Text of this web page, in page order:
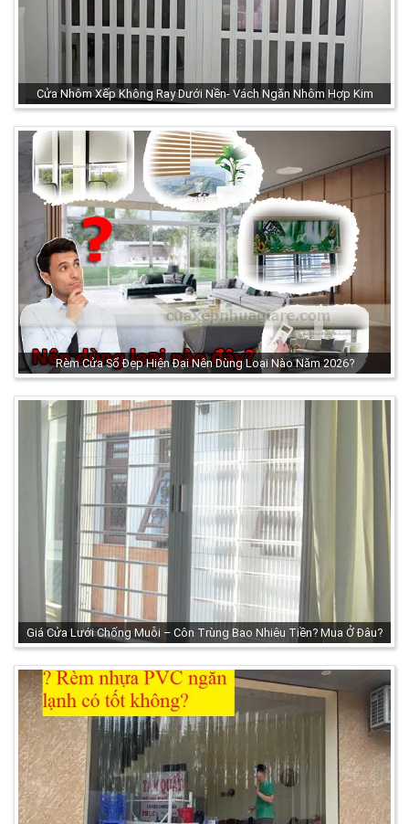
Cửa Nhôm Xếp Không Ray Dưới Nền- Vách Ngăn Nhôm Hợp Kim
Rèm Cửa Sổ Đẹp Hiện Đại Nên Dùng Loại Nào Năm 2026?
Giá Cửa Lưới Chống Muỗi – Côn Trùng Bao Nhiêu Tiền? Mua Ở Đâu?